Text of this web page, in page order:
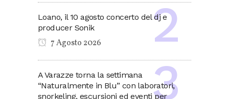
Loano, il 10 agosto concerto del dj e
producer Sonik
7 Agosto 2026
A Varazze torna la settimana
“Naturalmente in Blu” con laboratori,
snorkeling, escursioni ed eventi per